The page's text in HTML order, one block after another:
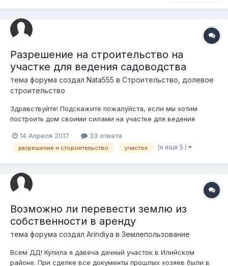
Разрешение на строительство на
участке для ведения садоводства
тема форума создал Nata555 в Строительство, долевое
строительство
Здравствуйте! Подскажите пожалуйста, если мы хотим
построить дом своими силами на участке для ведения
строительство? В архитектуре требуют топосъемку, проект,
экспертизу проекта, тех надзор, договор подряда, авторский
14 Апреля 2017 33 ответа
разрешение н стороительство участок (и еще 5 )
Возможно ли перевести землю из
собственности в аренду
тема форума создал Arindiya в Землепользование
Всем ДД! Купила я давеча дачный участок в Илийском
районе. При сделке все документы прошлых хозяев были в